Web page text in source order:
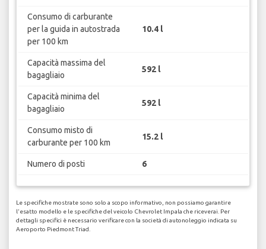
Consumo di carburante
per la guida in autostrada
per 100 km
10.4 l
Capacità massima del
bagagliaio
592 l
Capacità minima del
bagagliaio
592 l
Consumo misto di
carburante per 100 km
15.2 l
Numero di posti 6
Le specifiche mostrate sono solo a scopo informativo, non possiamo garantire
l'esatto modello e le specifiche del veicolo Chevrolet Impala che riceverai. Per
dettagli specifici è necessario verificare con la società di autonoleggio indicata su
Aeroporto Piedmont Triad.